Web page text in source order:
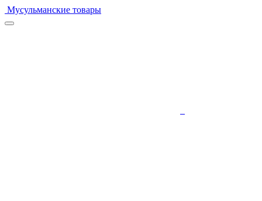
Мусульманские товары